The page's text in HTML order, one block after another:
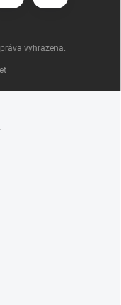
vyhrazena.